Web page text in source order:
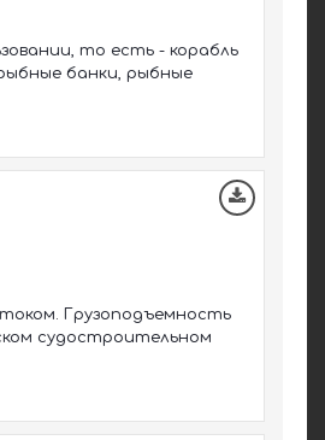
то есть - корабль
банки, рыбные
Грузоподъемность
судостроительном